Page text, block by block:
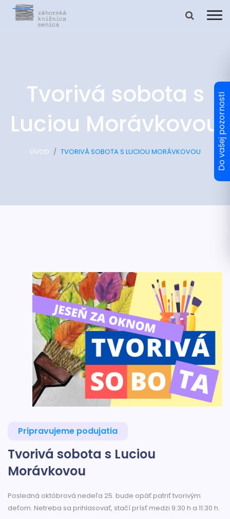
Tvorivá sobota s
Luciou Morávkovou
ÚVOD TVORIVÁ SOBOTA S LUCIOU MORÁVKOVOU
Pripravujeme podujatia
Tvorivá sobota s Luciou
Morávkovou
Posledná októbrová nedeľa 25. bude opäť patriť tvorivým
deťom. Netreba sa prihlasovať, stačí prísť medzi 9:30 h a 11:30 h.